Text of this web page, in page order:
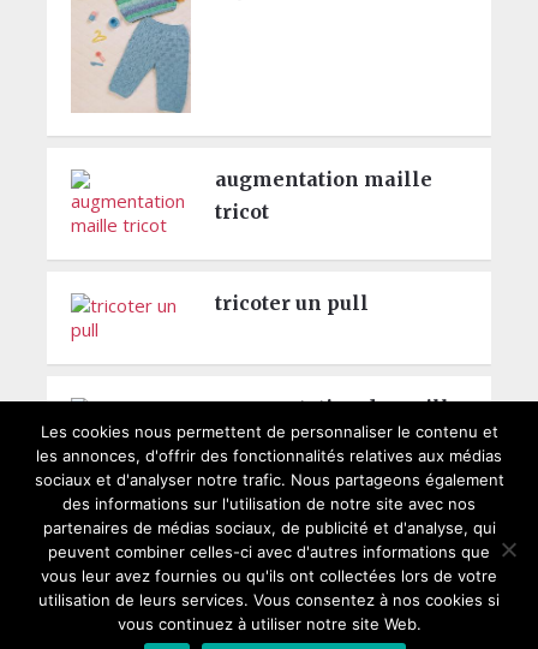
augmentation maille
tricot
tricoter un pull
augmentation de maille
Copyright © 2026Modele de tricot gratuitFaites des tricots facilement et
Les cookies nous permettent de personnaliser le contenu et
les annonces, d'offrir des fonctionnalités relatives aux médias
sociaux et d'analyser notre trafic. Nous partageons également
des informations sur l'utilisation de notre site avec nos
partenaires de médias sociaux, de publicité et d'analyse, qui
peuvent combiner celles-ci avec d'autres informations que
vous leur avez fournies ou qu'ils ont collectées lors de votre
utilisation de leurs services. Vous consentez à nos cookies si
vous continuez à utiliser notre site Web.